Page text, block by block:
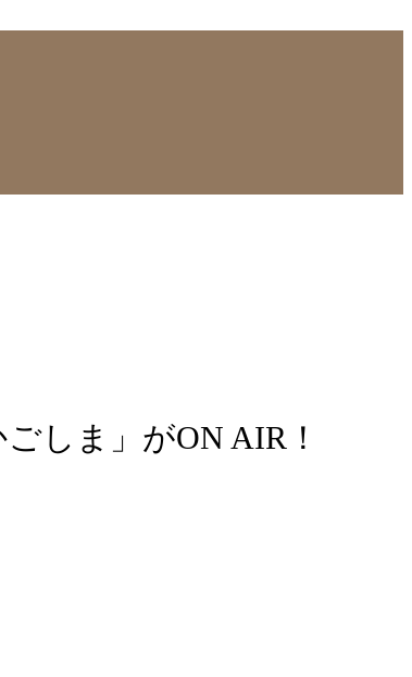
しま」がON AIR！